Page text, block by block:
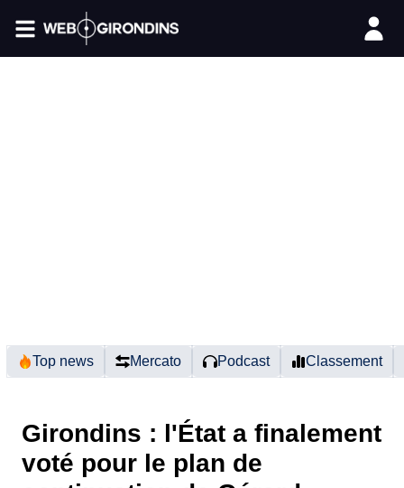
Top news Mercato Podcast Classement
Girondins : l'État a finalement
voté pour le plan de